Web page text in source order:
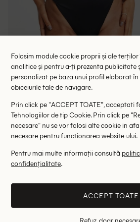
Chilot de baie ASOS, negru
38.35 lei 59.00 lei
RRP: 115.00 lei
32 42
Altii au fost interesati
Folosim module cookie proprii și ale
analitice și pentru a-ți prezenta publicitate
personalizat pe baza unui profil elaborat
obiceiurile tale de navigare.
Prin click pe "ACCEPT TOATE", acceptati
Tehnologiilor de tip Cookie. Prin click pe
necesare" nu se vor folosi alte cookie in
necesare pentru functionarea website-ului.
Pentru mai multe informații consultă
confidențialitate.
ACCEPT TOATE